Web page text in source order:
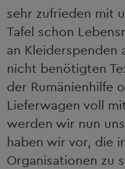
sehr zufrieden mit
Tafel schon
an Kleiderspenden
nicht benötigten
der Rumänienhilfe
Lieferwagen voll
werden wir nun
haben wir vor, die
Organisationen zu